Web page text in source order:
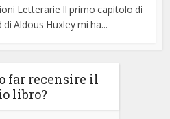
Letterarie Il primo capitolo di
Aldous Huxley mi ha...
far recensire il
libro?